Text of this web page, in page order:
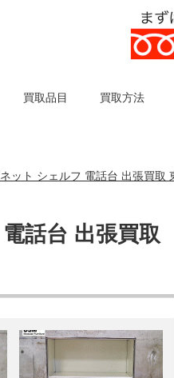
買取品目 買取方法
ット シェルフ 電話台 出張買取
話台 出張買取